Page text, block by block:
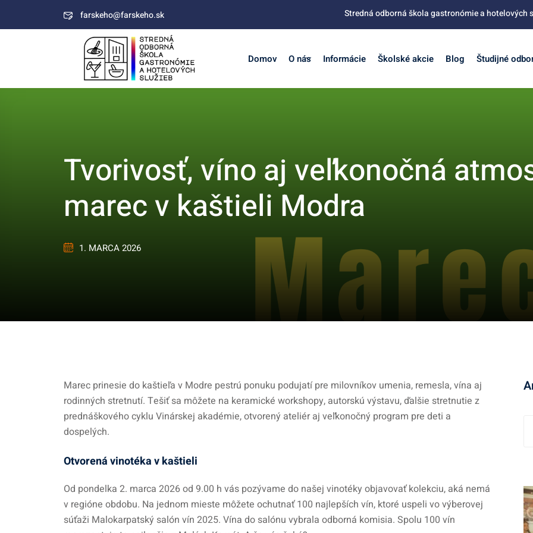
farskeho@farskeho.sk Stredná odborná škola gastronómie a hotelových
Domov O nás Informácie Školské akcie Blog Študijné
Tvorivosť, víno aj veľkonočná
marec v kaštieli Modra
1. MARCA 2026
Marec prinesie do kaštieľa v Modre pestrú ponuku podujatí pre milovníkov umenia, remesla, vína aj
rodinných stretnutí. Tešiť sa môžete na keramické workshopy, autorskú výstavu, ďalšie stretnutie z
prednáškového cyklu Vinárskej akadémie, otvorený ateliér aj veľkonočný program pre deti a
dospelých.
Otvorená vinotéka v kaštieli
Od pondelka 2. marca 2026 od 9.00 h vás pozývame do našej vinotéky objavovať kolekciu, aká nemá
v regióne obdobu. Na jednom mieste môžete ochutnať 100 najlepších vín, ktoré uspeli vo výberovej
súťaži Malokarpatský salón vín 2025. Vína do salónu vybrala odborná komisia. Spolu 100 vín
í
v